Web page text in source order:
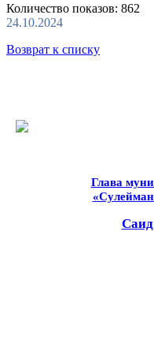
Количество показов: 862
24.10.2024
Возврат к списку
Глава